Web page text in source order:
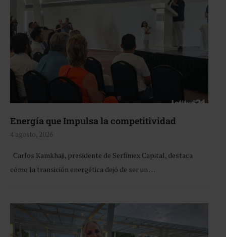
Energía que Impulsa la competitividad
4 agosto, 2026
Carlos Kamkhaji, presidente de Serfimex Capital, destaca
cómo la transición energética dejó de ser un …